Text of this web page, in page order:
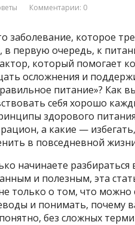
Комментарии: 0
заболевание, которое
в первую очередь, к
который помогает
осложнения и
питание»? Как
себя хорошо
здорового
а какие —
в повседневной
начинаете
и полезным, эта
только о том, что можно
и понимать, почему
без сложных